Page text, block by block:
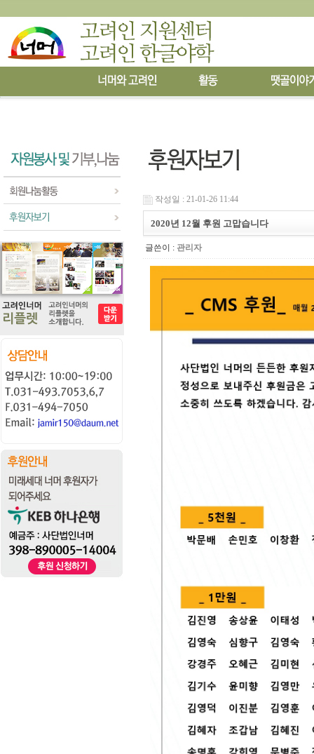
작성일 : 21-01-26 11:44
2020년 12월 후원 고맙습니다
글쓴이 : 관리자